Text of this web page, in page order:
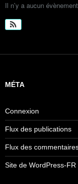
Il n’y a aucun
MÉTA
Connexion
Flux des publications
Flux des
Site de WordPress-FR